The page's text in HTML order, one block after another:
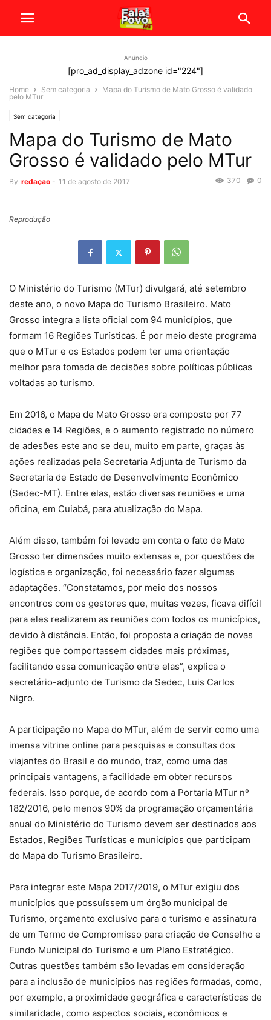
Anúncio
[pro_ad_display_adzone id="224"]
Home Sem categoria
Mapa do Turismo de Mato Grosso é validado
pelo MTur
Sem categoria
Mapa do Turismo de Mato
Grosso é validado pelo MTur
By redaçao - 11 de agosto de 2017 0
370
Reprodução
O Ministério do Turismo (MTur) divulgará, até setembro
deste ano, o novo Mapa do Turismo Brasileiro. Mato
Grosso integra a lista oficial com 94 municípios, que
formam 16 Regiões Turísticas. É por meio deste programa
que o MTur e os Estados podem ter uma orientação
melhor para tomada de decisões sobre políticas públicas
voltadas ao turismo.
Em 2016, o Mapa de Mato Grosso era composto por 77
cidades e 14 Regiões, e o aumento registrado no número
de adesões este ano se deu, muito em parte, graças às
ações realizadas pela Secretaria Adjunta de Turismo da
Secretaria de Estado de Desenvolvimento Econômico
(Sedec-MT). Entre elas, estão diversas reuniões e uma
oficina, em Cuiabá, para atualização do Mapa.
Além disso, também foi levado em conta o fato de Mato
Grosso ter dimensões muito extensas e, por questões de
logística e organização, foi necessário fazer algumas
adaptações. “Constatamos, por meio dos nossos
encontros com os gestores que, muitas vezes, ficava difícil
para eles realizarem as reuniões com todos os municípios,
devido à distância. Então, foi proposta a criação de novas
regiões que comportassem cidades mais próximas,
facilitando essa comunicação entre elas”, explica o
secretário-adjunto de Turismo da Sedec, Luis Carlos
Nigro.
A participação no Mapa do MTur, além de servir como uma
imensa vitrine online para pesquisas e consultas dos
viajantes do Brasil e do mundo, traz, como uma das
principais vantagens, a facilidade em obter recursos
federais. Isso porque, de acordo com a Portaria MTur nº
182/2016, pelo menos 90% da programação orçamentária
anual do Ministério do Turismo devem ser destinados aos
Estados, Regiões Turísticas e municípios que participam
do Mapa do Turismo Brasileiro.
Para integrar este Mapa 2017/2019, o MTur exigiu dos
municípios que possuíssem um órgão municipal de
Turismo, orçamento exclusivo para o turismo e assinatura
de um Termo de Compromisso para criação de Conselho e
Fundo Municipal do Turismo e um Plano Estratégico.
Outras questões também são levadas em consideração
para a inclusão de municípios nas regiões formadas, como,
por exemplo, a proximidade geográfica e características de
similaridade, como aspectos sociais, econômicos e